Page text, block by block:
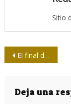
Sitio
entradas
El final de una época
Deja una